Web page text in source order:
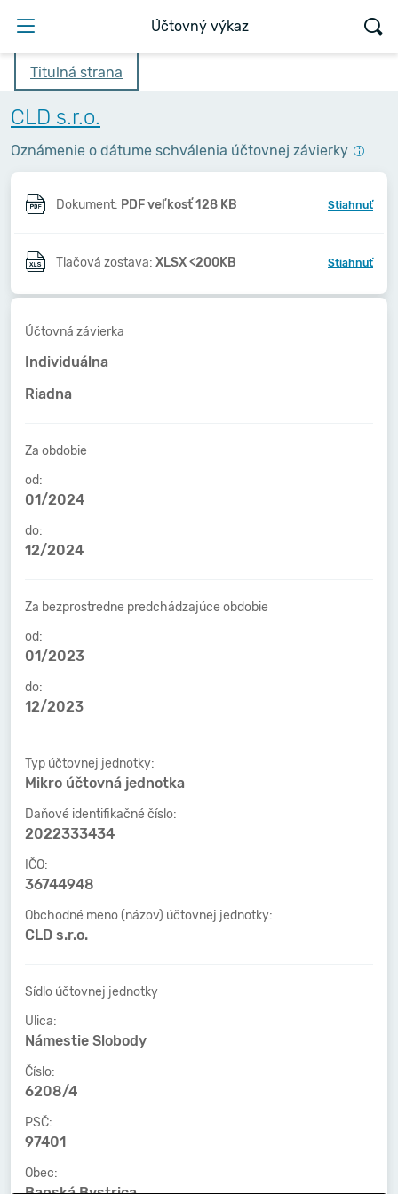
Účtovný výkaz
Titulná strana
CLD s.r.o.
Oznámenie o dátume schválenia účtovnej závierky
Dokument: PDF veľkosť 128 KB Stiahnuť
Tlačová zostava: XLSX <200KB Stiahnuť
Účtovná závierka
Individuálna
Riadna
Za obdobie
od:
01/2024
do:
12/2024
Za bezprostredne predchádzajúce obdobie
od:
01/2023
do:
12/2023
Typ účtovnej jednotky:
Mikro účtovná jednotka
Daňové identifikačné číslo:
2022333434
IČO:
36744948
Obchodné meno (názov) účtovnej jednotky:
CLD s.r.o.
Sídlo účtovnej jednotky
Ulica:
Námestie Slobody
Číslo:
6208/4
PSČ:
97401
Obec: